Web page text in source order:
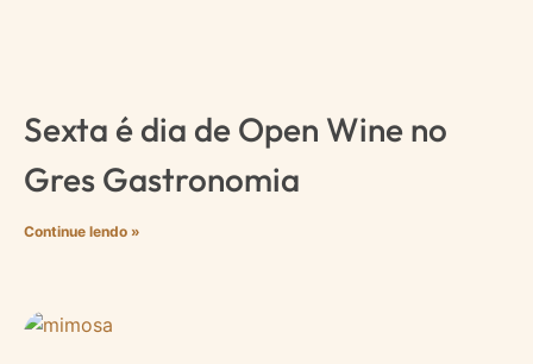
Sexta é dia de Open Wine no
Gres Gastronomia
Continue lendo »